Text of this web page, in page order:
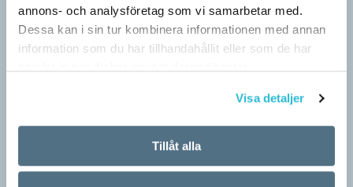
annons- och analysföretag som vi samarbetar med.
Dessa kan i sin tur kombinera informationen med annan
information som du har tillhandahållit eller som de har
Visa detaljer
Tillåt alla
Särskolan byter namn
gymnasiesärskolan till anpassad gymnasieskola. En som har